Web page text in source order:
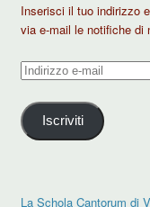
Inserisci il tuo indirizzo
via e-mail le notifiche di
Indirizzo
mail
Iscriviti
La Schola Cantorum di